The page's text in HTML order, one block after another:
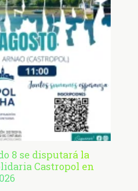
8 se disputará la
Castropol en